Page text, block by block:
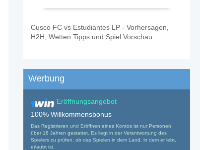
Cusco FC vs Estudiantes LP - Vorhersagen,
H2H, Wetten Tipps und Spiel Vorschau
Werbung
Eröffnungsangebot
100% Willkommensbonus
Das Registrieren und Eröffnen eines Kontos ist nur Personen
über 18 Jahren gestattet. Es liegt in der Verantwortung des
Spielers zu prüfen, ob das Spielen in dem Land, in dem er lebt,
erlaubt ist.